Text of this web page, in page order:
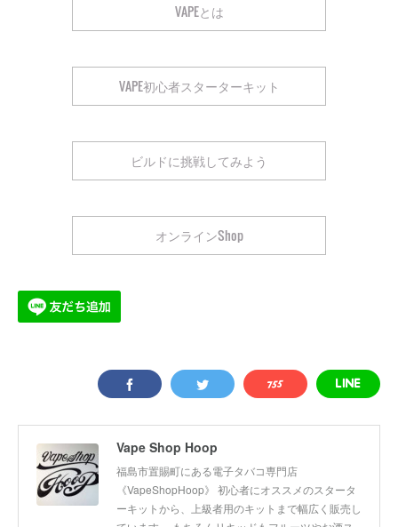
VAPEとは
VAPE初心者スターターキット
ビルドに挑戦してみよう
オンラインShop
Vape Shop Hoop
福島市置賜町にある電子タバコ専門店
《VapeShopHoop》 初心者にオススメのスタータ
ーキットから、上級者用のキットまで幅広く販売し